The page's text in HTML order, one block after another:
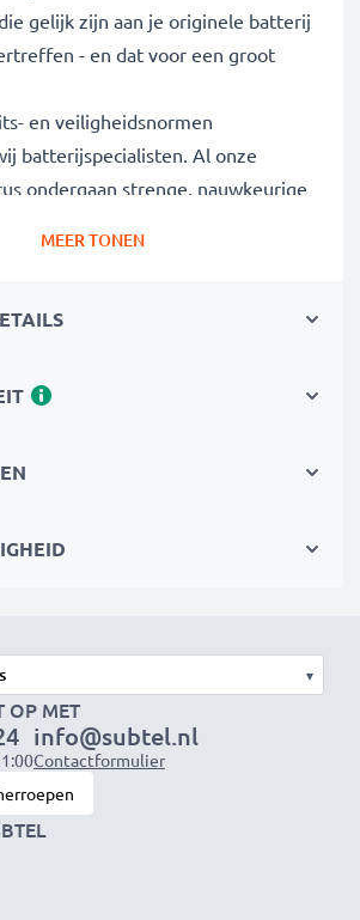
gelijk zijn aan je originele batterij
- en dat voor een groot
en veiligheidsnormen
batterijspecialisten. Al onze
ondergaan strenge, nauwkeurige
niet je apparaat. Het is de
en tegelijkertijd je ecologische
MEER TONEN
▾
OP MET
info@subtel.nl
Contactformulier